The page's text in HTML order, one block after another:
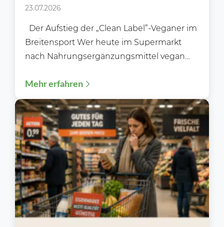
am Supermarkt-Regal?
23.07.2026
Der Aufstieg der „Clean Label”-Veganer im
Breitensport Wer heute im Supermarkt
nach Nahrungsergänzungsmittel vegan
Mehr erfahren